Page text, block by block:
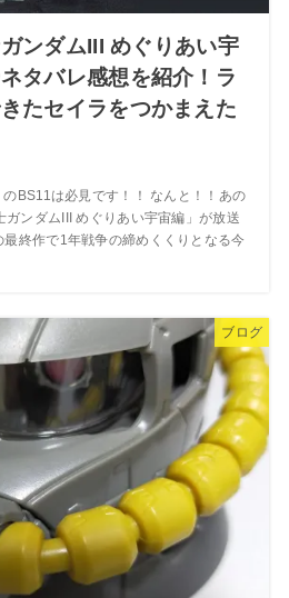
ンダムIII めぐりあい宇
タバレ感想を紹介！ラ
たセイラをつかまえた
BS11は必見です！！ なんと！！あの
ガンダムIII めぐりあい宇宙編」が放送
終作で1年戦争の締めくくりとなる今
ブログ